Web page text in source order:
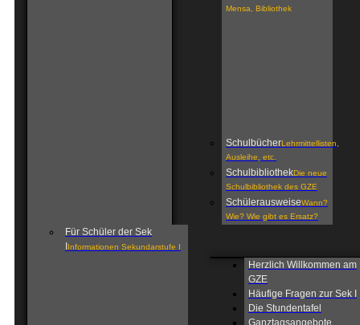
Mensa, Bibliothek
SchulbücherLehrmittellisten,
Ausleihe, etc.
SchulbibliothekDie neue
Schulbibliothek des GZE
SchülerausweiseWann?
Wie? Wie gibt es Ersatz?
Für Schüler der Sek
Informationen Sekundarstufe I
Herzlich Willkommen am
GZE
Häufige Fragen zur Sek I
Die Stundentafel
Ganztagsangebote